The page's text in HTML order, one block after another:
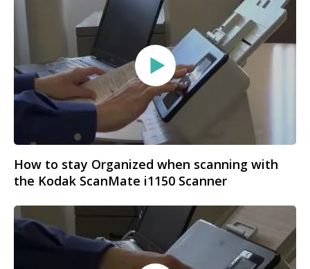
How to stay Organized when scanning with
the Kodak ScanMate i1150 Scanner